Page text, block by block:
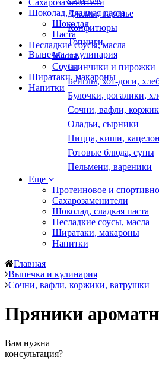
Сахарозаменители
Шоколад, сладкая паста
Шоколад
Паста
Несладкие соусы, масла
Масла
Соусы
Ширатаки, макароны
Напитки
Джемы, варенье
Конфитюры
Топинги
Выпечка и кулинария
Блинчики и пирожки
Бейглы, хот-доги,
Булочки, рогалики,
Сочни, вафли,
Оладьи, сырники
Пицца, киши,
Готовые блюда, супы
Пельмени, вареники
Еще
Протеиновое и
Сахарозаменители
Шоколад, сладкая паста
Несладкие соусы, масла
Ширатаки, макароны
Напитки
Главная
Выпечка и кулинария
Сочни, вафли, коржики, ватрушки
Пряники
Вам нужна
консультация?